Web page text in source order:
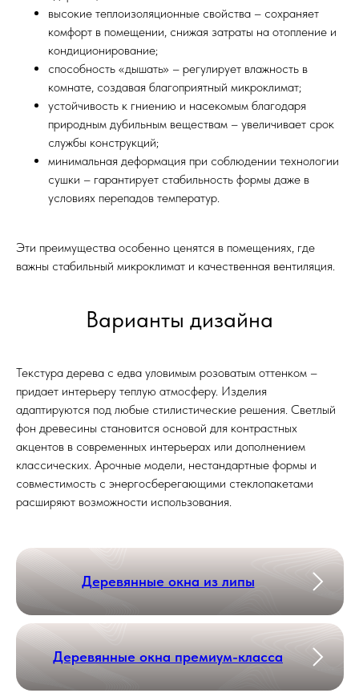
высокие теплоизоляционные свойства – сохраняет
комфорт в помещении, снижая затраты на отопление и
кондиционирование;
способность «дышать» – регулирует влажность в
комнате, создавая благоприятный микроклимат;
устойчивость к гниению и насекомым благодаря
природным дубильным веществам – увеличивает срок
службы конструкций;
минимальная деформация при соблюдении технологии
сушки – гарантирует стабильность формы даже в
условиях перепадов температур.
Эти преимущества особенно ценятся в помещениях, где
важны стабильный микроклимат и качественная вентиляция.
Варианты дизайна
Текстура дерева с едва уловимым розоватым оттенком –
придает интерьеру теплую атмосферу. Изделия
адаптируются под любые стилистические решения. Светлый
фон древесины становится основой для контрастных
акцентов в современных интерьерах или дополнением
классических. Арочные модели, нестандартные формы и
совместимость с энергосберегающими стеклопакетами
расширяют возможности использования.
Деревянные окна из липы
Деревянные окна премиум-класса